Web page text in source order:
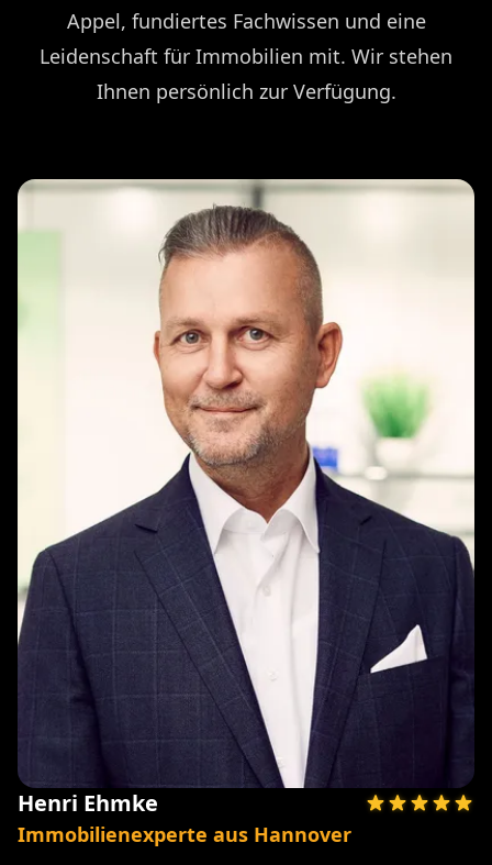
Appel, fundiertes Fachwissen und eine
Leidenschaft für Immobilien mit. Wir stehen
Ihnen persönlich zur Verfügung.
Henri Ehmke
Immobilienexperte aus Hannover